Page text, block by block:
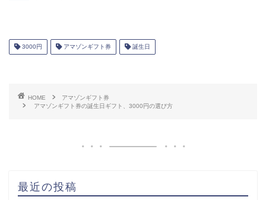
3000円 アマゾンギフト券 誕生日
HOME
アマゾンギフト券
アマゾンギフト券の誕生日ギフト、3000円の選び方
最近の投稿